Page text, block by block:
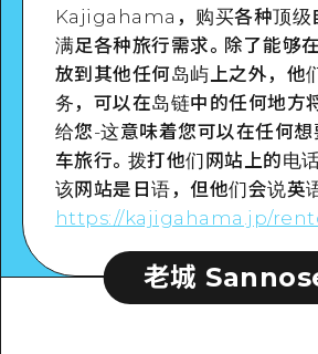
Kajigahama，购买各种顶级
满足各种旅行需求。除了能够
放到其他任何岛屿上之外，他
务，可以在岛链中的任何地方
给您-这意味着您可以在任何
车旅行。拨打他们网站上的电
该网站是日语，但他们会说英语
https://kajigahama.jp/
老城